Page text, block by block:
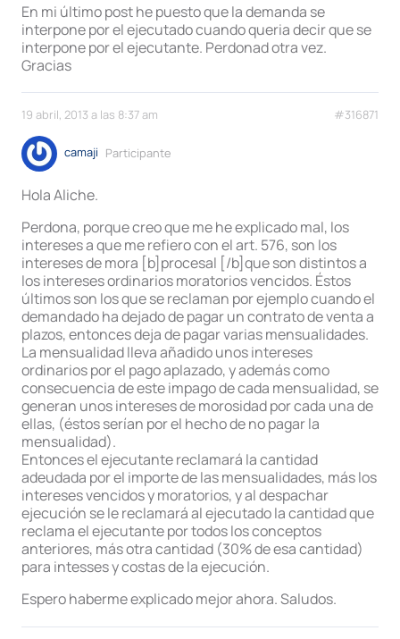
En mi último post he puesto que la demanda se
interpone por el ejecutado cuando queria decir que se
interpone por el ejecutante. Perdonad otra vez.
Gracias
19 abril, 2013 a las 8:37 am #316871
camaji Participante
Hola Aliche.
Perdona, porque creo que me he explicado mal, los
intereses a que me refiero con el art. 576, son los
intereses de mora [b]procesal [/b]que son distintos a
los intereses ordinarios moratorios vencidos. Éstos
últimos son los que se reclaman por ejemplo cuando el
demandado ha dejado de pagar un contrato de venta a
plazos, entonces deja de pagar varias mensualidades.
La mensualidad lleva añadido unos intereses
ordinarios por el pago aplazado, y además como
consecuencia de este impago de cada mensualidad, se
generan unos intereses de morosidad por cada una de
ellas, (éstos serían por el hecho de no pagar la
mensualidad).
Entonces el ejecutante reclamará la cantidad
adeudada por el importe de las mensualidades, más los
intereses vencidos y moratorios, y al despachar
ejecución se le reclamará al ejecutado la cantidad que
reclama el ejecutante por todos los conceptos
anteriores, más otra cantidad (30% de esa cantidad)
para intesses y costas de la ejecución.
Espero haberme explicado mejor ahora. Saludos.